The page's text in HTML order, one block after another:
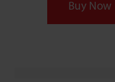
Buy Now